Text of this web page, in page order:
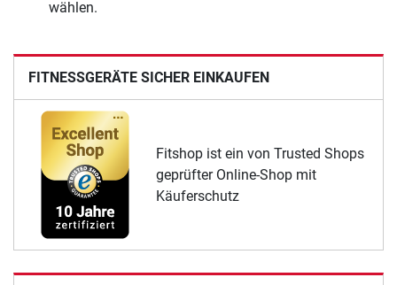
FITNESSGERÄTE SICHER EINKAUFEN
Fitshop ist ein von Trusted Shops
geprüfter Online-Shop mit
Käuferschutz
wählen.